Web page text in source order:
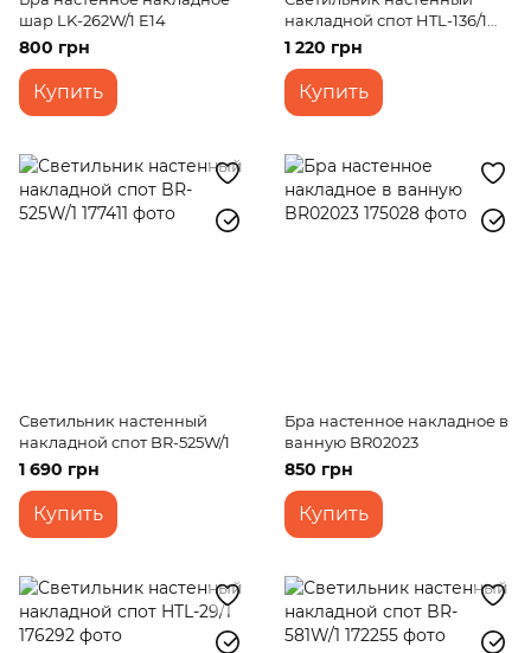
шар LK-262W/1 E14
800 грн
Купить
накладной спот HTL-136/1
E14 SN
1 220 грн
Купить
Светильник настенный
накладной спот BR-525W/1
1 690 грн
Купить
Бра настенное накладное в
ванную BR02023
850 грн
Купить